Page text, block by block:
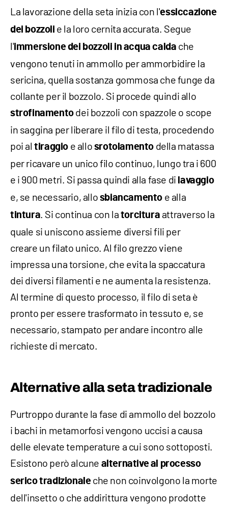
La lavorazione della seta inizia con l'essiccazione
dei bozzoli e la loro cernita accurata. Segue
l'immersionedei bozzoli in acqua calda che
vengono tenuti in ammollo per ammorbidire la
sericina, quella sostanza gommosa che funge da
collante per il bozzolo. Si procede quindi allo
strofinamentodei bozzoli con spazzole o scope
in saggina per liberare il filo di testa, procedendo
poi altiraggio e allo srotolamento della matassa
per ricavare un unico filo continuo, lungo tra i 600
e i 900 metri. Si passa quindi alla fase di lavaggio
e, se necessario, allo sbiancamento e alla
tintura. Si continua con la torcitura attraverso la
quale si uniscono assieme diversi fili per
creare un filato unico. Al filo grezzo viene
impressa una torsione, che evita la spaccatura
dei diversi filamenti e ne aumenta la resistenza.
Al termine di questo processo, il filo di seta è
pronto per essere trasformato in tessuto e, se
necessario, stampato per andare incontro alle
richieste di mercato.
Alternative alla seta tradizionale
Purtroppo durante la fase di ammollo del bozzolo
i bachi in metamorfosi vengono uccisi a causa
delle elevate temperature a cui sono sottoposti.
Esistono però alcune alternative al processo
serico tradizionaleche non coinvolgono la morte
dell'insetto o che addirittura vengono prodotte